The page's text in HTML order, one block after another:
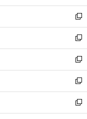
開
く
ウ
で
開
く
ン
ド
ウ
で
開
く
ウ
ィ
ン
ド
ウ
で
開
く
新
し
い
ウ
ィ
ン
ド
ウ
で
開
新
し
い
ウ
ィ
ン
ド
ウ
新
し
い
ウ
ィ
ン
新
し
い
ウ
新
し